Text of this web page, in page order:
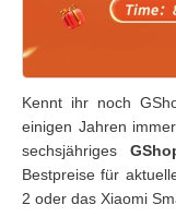
Kennt ihr noch
einigen Jahren
sechsjähriges
Bestpreise für
2 oder das Xiaomi